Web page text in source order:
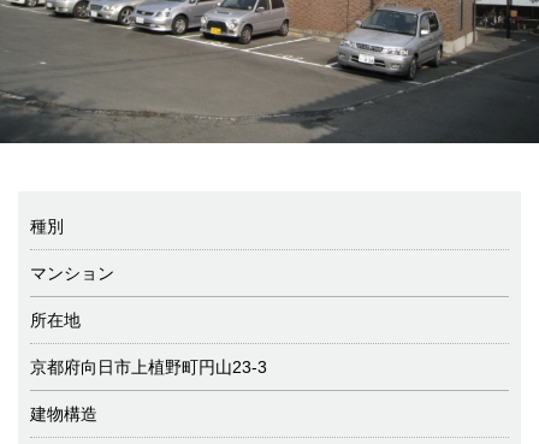
種別
マンション
所在地
京都府向日市上植野町円山23-3
建物構造